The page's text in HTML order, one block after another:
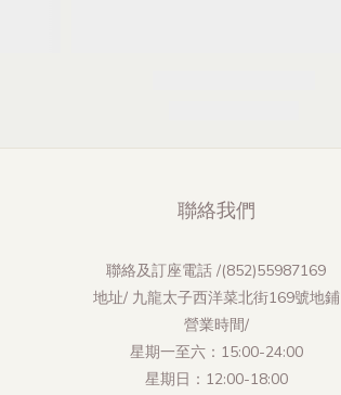
聯絡我們
聯絡及訂座電話 /(852)55987169
地址/ 九龍太子西洋菜北街169號地鋪
營業時間/
星期一至六：15:00-24:00
星期日：12:00-18:00